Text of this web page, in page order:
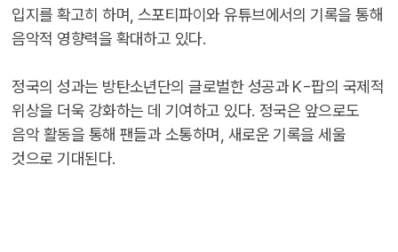
입지를 확고히 하며, 스포티파이와 유튜브에서의 기록을 통해
음악적 영향력을 확대하고 있다.
정국의 성과는 방탄소년단의 글로벌한 성공과 K-팝의 국제적
위상을 더욱 강화하는 데 기여하고 있다. 정국은 앞으로도
음악 활동을 통해 팬들과 소통하며, 새로운 기록을 세울
것으로 기대된다.